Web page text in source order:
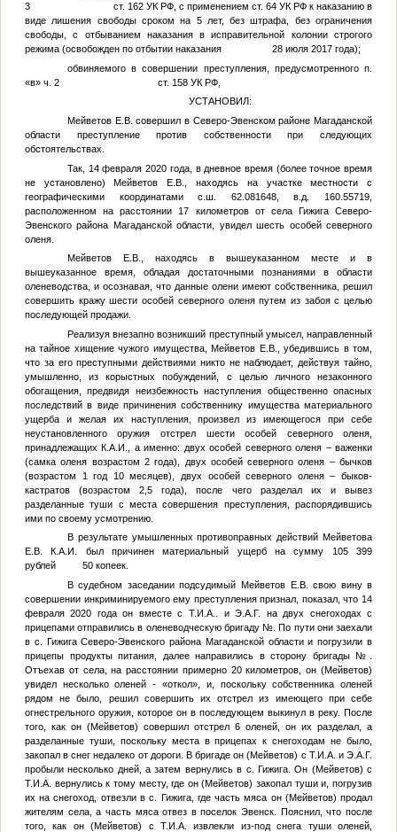
3 ст. 162 УК РФ, с применением ст. 64 УК РФ к наказанию в
виде лишения свободы сроком на 5 лет, без штрафа, без ограничения
свободы, с отбыванием наказания в исправительной колонии строгого
режима (освобожден по отбытии наказания 28 июля 2017 года);
обвиняемого в совершении преступления, предусмотренного п.
«в» ч. 2 ст. 158 УК РФ,
УСТАНОВИЛ:
Мейветов Е.В. совершил в Северо-Эвенском районе Магаданской
области преступление против собственности при следующих
обстоятельствах.
Так, 14 февраля 2020 года, в дневное время (более точное время
не установлено) Мейветов Е.В., находясь на участке местности с
географическими координатами с.ш. 62.081648, в.д. 160.55719,
расположенном на расстоянии 17 километров от села Гижига Северо-
Эвенского района Магаданской области, увидел шесть особей северного
оленя.
Мейветов Е.В., находясь в вышеуказанном месте и в
вышеуказанное время, обладая достаточными познаниями в области
оленеводства, и осознавая, что данные олени имеют собственника, решил
совершить кражу шести особей северного оленя путем из забоя с целью
последующей продажи.
Реализуя внезапно возникший преступный умысел, направленный
на тайное хищение чужого имущества, Мейветов Е.В., убедившись в том,
что за его преступными действиями никто не наблюдает, действуя тайно,
умышленно, из корыстных побуждений, с целью личного незаконного
обогащения, предвидя неизбежность наступления общественно опасных
последствий в виде причинения собственнику имущества материального
ущерба и желая их наступления, произвел из имеющегося при себе
неустановленного оружия отстрел шести особей северного оленя,
принадлежащихК.А.И.
, а именно: двух особей северного оленя – важенки
(самка оленя возрастом 2 года), двух особей северного оленя – бычков
(возрастом 1 год 10 месяцев), двух особей северного оленя – быков-
кастратов (возрастом 2,5 года), после чего разделал их и вывез
разделанные туши с места совершения преступления, распорядившись
ими по своему усмотрению.
В результате умышленных противоправных действий Мейветова
Е.В.
К.А.И.
был причинен материальный ущерб на сумму 105 399
рублей 50 копеек.
В судебном заседании подсудимый Мейветов Е.В. свою вину в
совершении инкриминируемого ему преступления признал, показал, что 14
февраля 2020 года он вместе с Т.И.А. . иЭ.А.Г.
на двух снегоходах с
прицепами отправились в оленеводческую бригаду № . По пути они заехали
в с. Гижига Северо-Эвенского района Магаданской области и погрузили в
прицепы продукты питания, далее направились в сторону бригады №
Отъехав от села, на расстоянии примерно 20 километров, он (Мейветов)
увидел несколько оленей - «откол», и, поскольку собственника оленей
рядом не было, решил совершить их отстрел из имеющего при себе
огнестрельного оружия, которое он в последующем выкинул в реку. После
того, как он (Мейветов) совершил отстрел 6 оленей, он их разделал, а
разделанные туши, поскольку места в прицепах к снегоходам не было,
закопал в снег недалеко от дороги. В бригаде он (Мейветов) с Т.И.А. иЭ.А.Г.
пробыли несколько дней, а затем вернулись в с. Гижига. Он (Мейветов) с
Т.И.А. вернулись к тому месту, где он (Мейветов) закопал туши и, погрузив
их на снегоход, отвезли в с. Гижига, где часть мяса он (Мейветов) продал
жителям села, а часть мяса отвез в поселок Эвенск. Пояснил, что после
того, как он (Мейветов) с Т.И.А.
извлекли из-под снега туши оленей,